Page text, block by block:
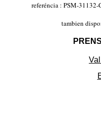
referéncia : PSM-
tambien